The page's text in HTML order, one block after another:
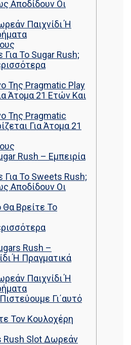
Αποδίδουν Οι
Παιχνίδι Ή
Για Το Sugar Rush;
Της Pragmatic Play
Άτομα 21 Ετών Και
Της Pragmatic
Για Άτομα 21
Rush – Εμπειρία
Για Το Sweets Rush;
Αποδίδουν Οι
Θα Βρείτε Το
Rush –
Ή Πραγματικά
Παιχνίδι Ή
Γι΄αυτό
Τον Κουλοχέρη
Rush Slot Δωρεάν